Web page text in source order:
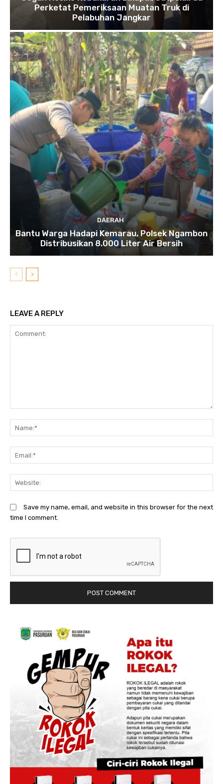
Perketat Pemeriksaan Muatan Truk di
Pelabuhan Jangkar
DAERAH
Bantu Warga Hadapi Kemarau, Polsek Ngambon
Distribusikan 8.000 Liter Air Bersih
LEAVE A REPLY
Save my name, email, and website in this browser for the next
time I comment.